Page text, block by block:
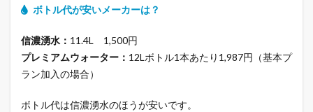
ボトル代が安いメーカーは？
信濃湧水： 11.4L 1,500円
プレミアムウォーター： 12Lボトル1本あたり1,987円（基本プ
ラン加入の場合）
ボトル代は信濃湧水のほうが安いです。